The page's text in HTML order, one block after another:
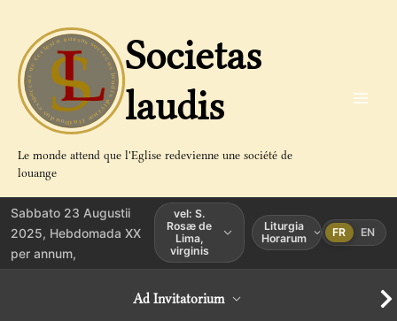
contenu
Societas
laudis
Le monde attend que l'Eglise redevienne une société de
louange
Sabbato 23 Augustii
2025, Hebdomada XX
per annum,
vel: S.
Rosæ de
Lima,
virginis
Liturgia
Horarum
FR EN
Ad Invitatorium